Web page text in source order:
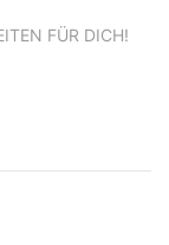
FÜR DICH!